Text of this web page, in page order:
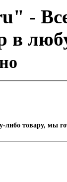
-
в
либо товару, мы